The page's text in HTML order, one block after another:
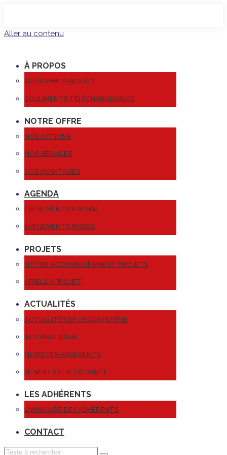
Aller au contenu
À PROPOS
QUI SOMMES-NOUS ?
DOCUMENTS TÉLÉCHARGEABLES
NOTRE OFFRE
NOS ACTIONS
NOS SERVICES
VOS AVANTAGES
AGENDA
ÉVÉNEMENTS À VENIR
ÉVÉNEMENTS PASSÉS
PROJETS
NOTRE ACCOMPAGNEMENT PROJETS
APPELS À PROJET
ACTUALITÉS
ACTUALITÉS DE L’ÉCOSYSTÈME
INTERNATIONAL
NEWS DES ADHÉRENTS
NEWSLETTER TIC SANTÉ
LES ADHÉRENTS
L’ANNUAIRE DES ADHÉRENTS
CONTACT